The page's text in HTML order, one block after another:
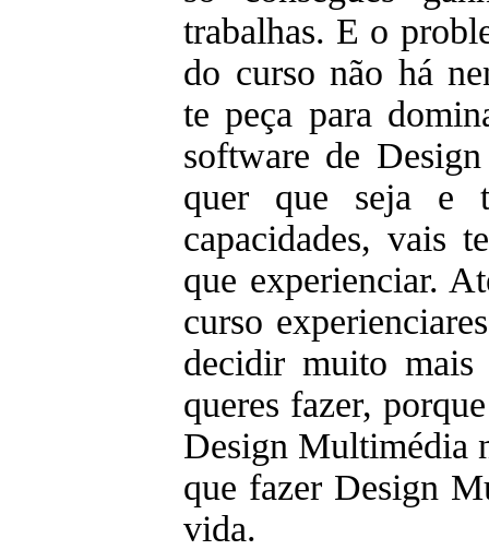
trabalhas. E o
do curso não há
te peça para
software de
quer que seja e
capacidades, vais
que experienciar.
curso
decidir muito
queres fazer,
Design Multimédia
que fazer Design
vida.